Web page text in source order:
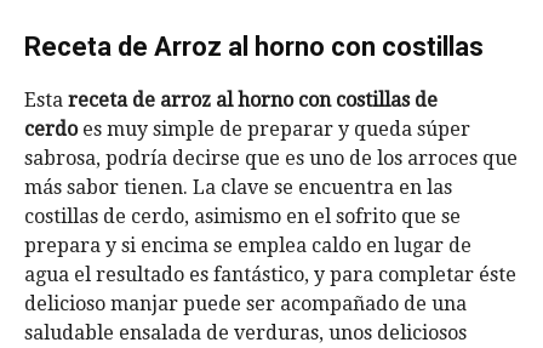
Receta de Arroz al horno con costillas
Esta receta de arroz al horno con costillas de
cerdoes muy simple de preparar y queda súper
sabrosa, podría decirse que es uno de los arroces que
más sabor tienen. La clave se encuentra en las
costillas de cerdo, asimismo en el sofrito que se
prepara y si encima se emplea caldo en lugar de
agua el resultado es fantástico, y para completar éste
delicioso manjar puede ser acompañado de una
saludable ensalada de verduras, unos deliciosos